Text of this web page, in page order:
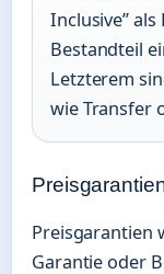
Inclusive”
Bestandteil
Letzterem
wie Transfer
Preisgarantien
Garantie oder